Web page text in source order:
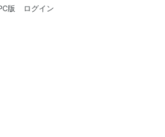
版 ログイン